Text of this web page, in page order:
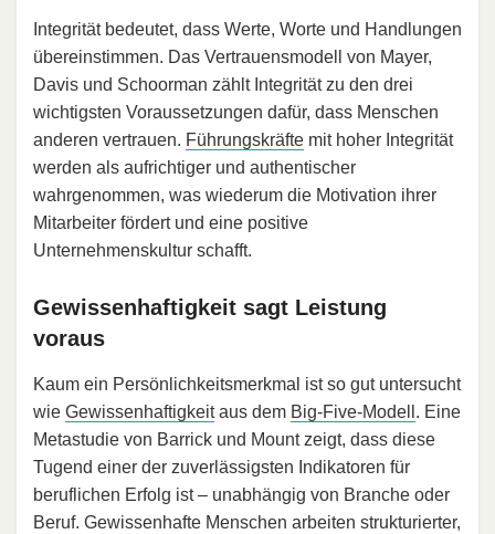
Integrität bedeutet, dass Werte, Worte und Handlungen
übereinstimmen. Das Vertrauensmodell von Mayer,
Davis und Schoorman zählt Integrität zu den drei
wichtigsten Voraussetzungen dafür, dass Menschen
anderen vertrauen. Führungskräfte mit hoher Integrität
werden als aufrichtiger und authentischer
wahrgenommen, was wiederum die Motivation ihrer
Mitarbeiter fördert und eine positive
Unternehmenskultur schafft.
Gewissenhaftigkeit sagt Leistung
voraus
Kaum ein Persönlichkeitsmerkmal ist so gut untersucht
wie Gewissenhaftigkeitaus dem Big-Five-Modell . Eine
Metastudie von Barrick und Mount zeigt, dass diese
Tugend einer der zuverlässigsten Indikatoren für
beruflichen Erfolg ist – unabhängig von Branche oder
Beruf. Gewissenhafte Menschen arbeiten strukturierter,